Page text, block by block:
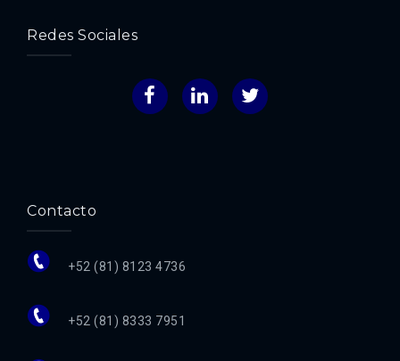
Redes Sociales
FacebookLinkedInTwitter
Contacto
+52 (81) 8123 4736
+52 (81) 8333 7951